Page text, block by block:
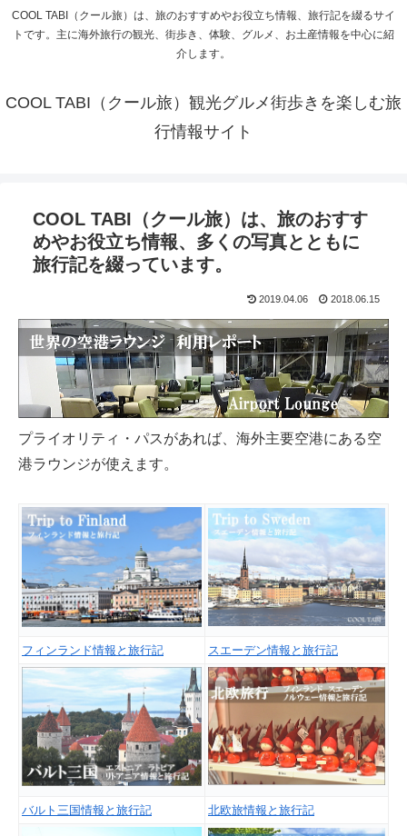
COOL TABI（クール旅）は、旅のおすすめやお役立ち情報、旅行記を綴るサイ
トです。主に海外旅行の観光、街歩き、体験、グルメ、お土産情報を中心に紹
介します。
COOL TABI（クール旅）観光グルメ街歩きを楽しむ旅
行情報サイト
COOL TABI（クール旅）は、旅のおすす
めやお役立ち情報、多くの写真とともに
旅行記を綴っています。
2019.04.06 2018.06.15
プライオリティ・パスがあれば、海外主要空港にある空
港ラウンジが使えます。
フィンランド情報と旅行記 スエーデン情報と旅行記
バルト三国情報と旅行記 北欧旅情報と旅行記